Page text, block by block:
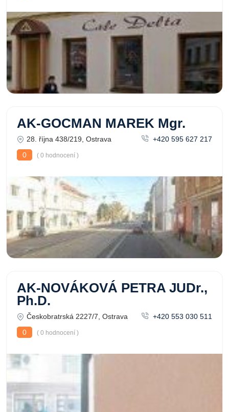
AK-GOCMAN MAREK Mgr.
28. října 438/219, Ostrava
+420 595 627 217
0
( 0 hodnocení )
AK-NOVÁKOVÁ PETRA JUDr.,
Ph.D.
Českobratrská 2227/7, Ostrava
+420 553 030 511
0
( 0 hodnocení )